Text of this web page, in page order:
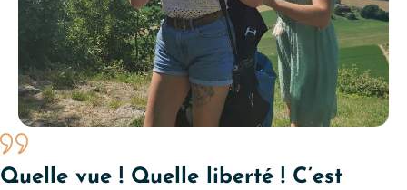
Quelle vue ! Quelle liberté ! C’est